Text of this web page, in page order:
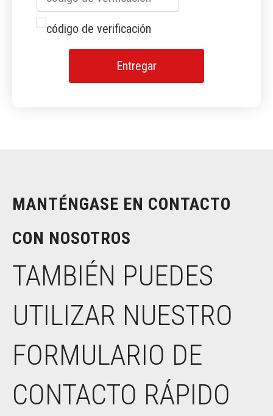
Entregar
MANTÉNGASE EN CONTACTO
CON NOSOTROS
TAMBIÉN PUEDES
UTILIZAR NUESTRO
FORMULARIO DE
CONTACTO RÁPIDO